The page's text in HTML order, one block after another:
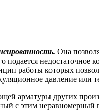
Она
работы которых
давление или
арматуры других
с этим